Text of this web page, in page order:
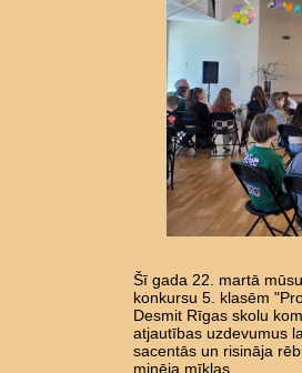
Šī gada 22. martā
konkursu 5. klasēm
Desmit Rīgas skolu
atjautības uzdevumus
sacentās un risināja
minēja mīklas.